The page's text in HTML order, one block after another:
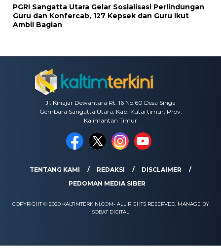
PGRI Sangatta Utara Gelar Sosialisasi Perlindungan
Guru dan Konfercab, 127 Kepsek dan Guru Ikut
Ambil Bagian
Jl. Kihajar Dewantara Rt. 16 No.60 Desa Singa
Gembara Sangatta Utara, Kab. Kutai timur, Prov.
Kalimantan Timur
TENTANG KAMI REDAKSI
DISCLAIMER
PEDOMAN MEDIA SIBER
COPYRIGHT © 2020 KALTIMTERKINI.COM- ALL RIGHTS RESERVED. MANAGE BY
SOBAT DIGITAL